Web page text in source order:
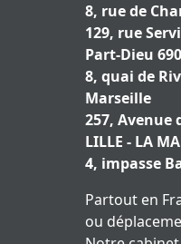
8, rue de
129, rue
Part-Dieu
8, quai de
Marseille
257, Avenue
LILLE - LA
4, impasse
Partout en
ou